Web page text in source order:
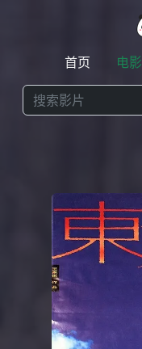
首页 电影